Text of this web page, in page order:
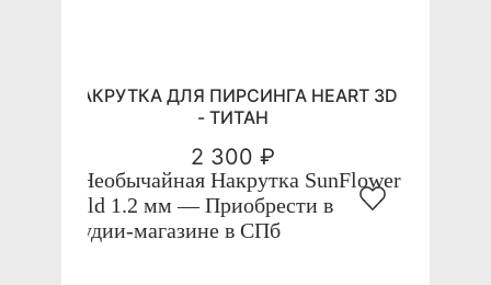
НАКРУТКА ДЛЯ ПИРСИНГА HEART 3D
- ТИТАН
2 300 ₽